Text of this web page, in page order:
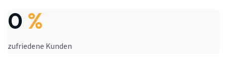
0 %
zufriedene Kunden